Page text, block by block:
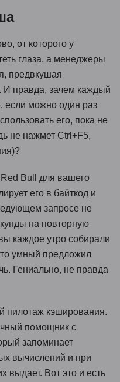
от которого у
глаза, а менеджеры
предвкушая
И правда, зачем каждый
если можно один раз
его, пока не
не нажмет Ctrl+F5,
Bull для вашего
его в байткод и
запросе не
на повторную
каждое утро собирали
то умный предложил
Гениально, не правда
пилотаж кэширования.
помощник с
запоминает
вычислений и при
выдает. Вот это и есть